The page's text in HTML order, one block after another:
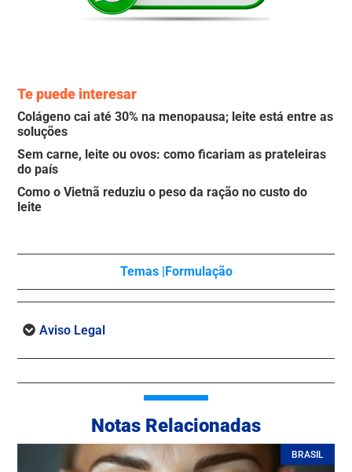
Te puede interesar
Colágeno cai até 30% na menopausa; leite está entre as
soluções
Sem carne, leite ou ovos: como ficariam as prateleiras
do país
Como o Vietnã reduziu o peso da ração no custo do
leite
Temas | Formulação
Aviso Legal
Notas Relacionadas
BRASIL